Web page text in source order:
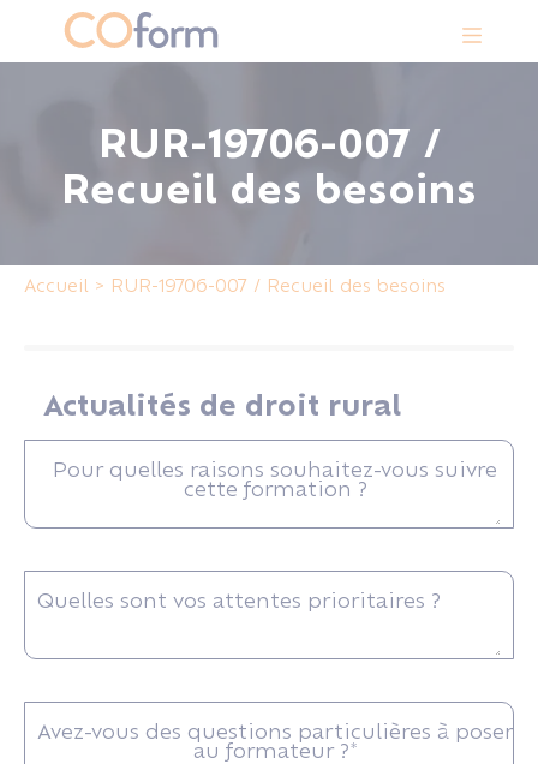
RUR-19706-007 /
Recueil des besoins
Accueil > RUR-19706-007 / Recueil des besoins
Actualités de droit rural
Pour quelles raisons souhaitez-vous suivre
cette formation ?
Quelles sont vos attentes prioritaires ?
Avez-vous des questions particulières à poser
au formateur ?*
Panneau de gestion des cookies